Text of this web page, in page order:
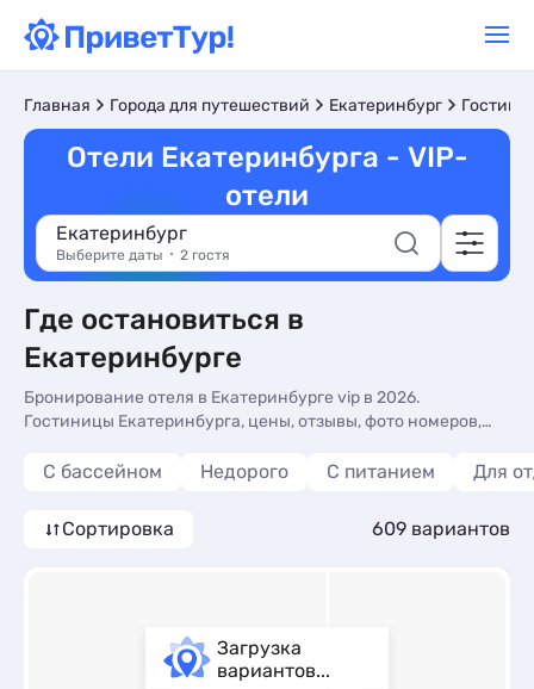
Главная Города для путешествий Екатеринбург
Отели Екатеринбурга - VIP-
отели
Екатеринбург
Выберите даты 2 гостя
Где остановиться в
Екатеринбурге
Бронирование отеля в Екатеринбурге vip в 2026.
Гостиницы Екатеринбурга, цены, отзывы, фото номеров,
С бассейном Недорого С питанием Для
Сортировка 609 вариантов
Загрузка
вариантов...